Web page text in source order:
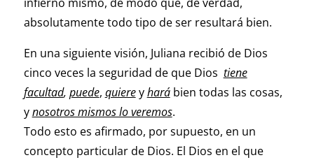
absolutamente todo tipo de ser resultará bien.
En una siguiente visión, Juliana recibió de Dios
cinco veces la seguridad de que Dios tiene
facultad, puede, quiereyharábien todas las cosas,
ynosotros mismos lo veremos.
Todo esto es afirmado, por supuesto, en un
concepto particular de Dios. El Dios en el que